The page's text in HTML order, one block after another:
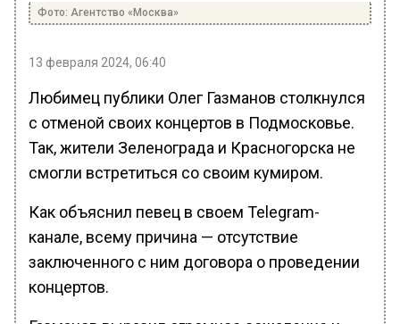
Фото: Агентство «Москва»
13 февраля 2024, 06:40
Любимец публики Олег Газманов столкнулся
с отменой своих концертов в Подмосковье.
Так, жители Зеленограда и Красногорска не
смогли встретиться со своим кумиром.
Как объяснил певец в своем Telegram-
канале, всему причина — отсутствие
заключенного с ним договора о проведении
концертов.